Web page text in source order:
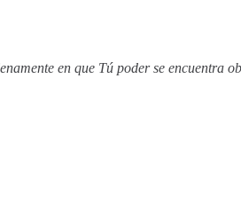
en que Tú poder se encuentra